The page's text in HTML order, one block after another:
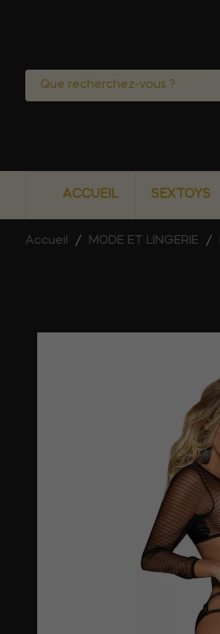
ACCUEIL SEXTOYS
Accueil MODE ET LINGERIE